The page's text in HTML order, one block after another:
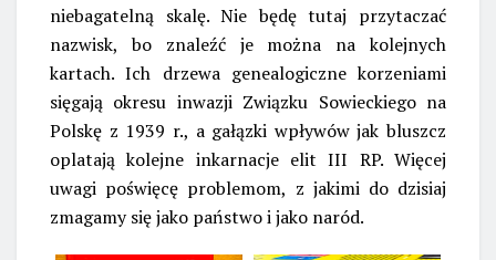
niebagatelną skalę. Nie będę tutaj przytaczać
nazwisk, bo znaleźć je można na kolejnych
kartach. Ich drzewa genealogiczne korzeniami
sięgają okresu inwazji Związku Sowieckiego na
Polskę z 1939 r., a gałązki wpływów jak bluszcz
oplatają kolejne inkarnacje elit III RP. Więcej
uwagi poświęcę problemom, z jakimi do dzisiaj
zmagamy się jako państwo i jako naród.